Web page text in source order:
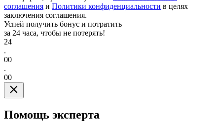
соглашения и Политики конфиденциальности в целях
заключения соглашения.
Успей получить бонус и потратить
за 24 часа, чтобы не потерять!
24
.
00
.
00
Помощь эксперта